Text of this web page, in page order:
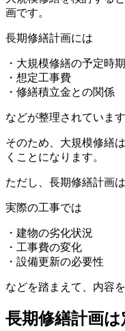
長期修繕計画は定
画です。
長期修繕計画には
・大規模修繕の予定時期
・想定工事費
・修繕積立金との関係
などが整理されています
そのため、大規模修繕
くことになります。
ただし、長期修繕計画
実際の工事では
・建物の劣化状況
・工事費の変化
・設備更新の必要性
などを踏まえて、内容
長期修繕計画